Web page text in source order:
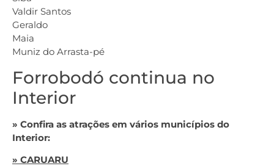
Valdir Santos
Geraldo
Maia
Muniz do Arrasta-pé
Forrobodó continua no
Interior
» Confira as atrações em vários municípios do
Interior:
» CARUARU